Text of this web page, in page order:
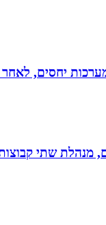
יחסים, לאחר
שתי